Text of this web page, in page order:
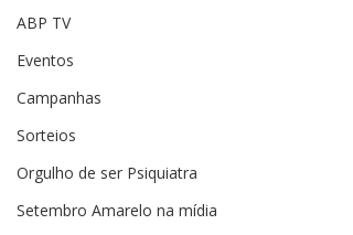
ABP TV
Eventos
Campanhas
Sorteios
Orgulho de ser Psiquiatra
Setembro Amarelo na mídia